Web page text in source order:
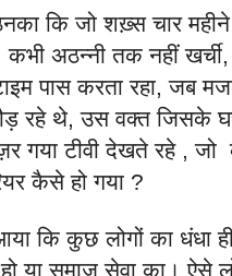
कि जो शख़्स चार
कभी अठन्नी तक नहीं
पास करता रहा, जब
रहे थे, उस वक्त जिसके
गया टीवी देखते रहे ,
कैसे हो गया ?
कुछ लोगों का धंधा ही
हो या समाज सेवा का। ऐसे